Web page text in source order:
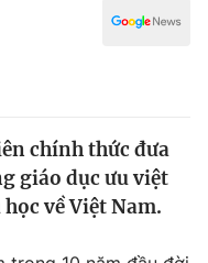
chính thức đưa
giáo dục ưu việt
về Việt Nam.